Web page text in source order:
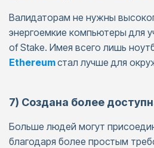
Валидаторам не нужны
энергоемкие компьютеры для
of Stake. Имея всего лишь
Ethereumстал лучше для
7) Создана более
Больше людей могут
благодаря более простым